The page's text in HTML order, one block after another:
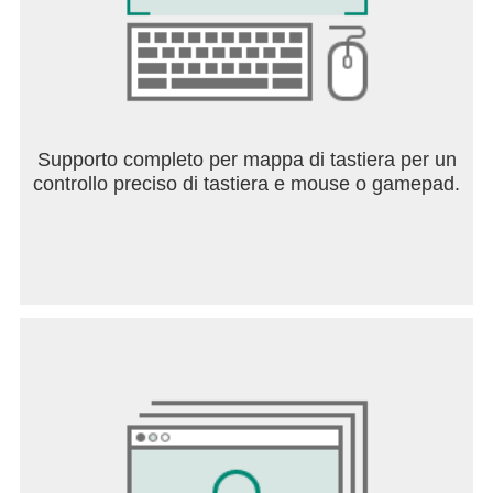
Supporto completo per mappa di tastiera per un
controllo preciso di tastiera e mouse o gamepad.